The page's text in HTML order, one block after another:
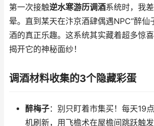
第一次接触逆水寒游历调酒系统时，我
晕。直到某天在汴京酒肆偶遇NPC“醉仙
酒的真正乐趣。这系统其实藏着超多惊
揭开它的神秘面纱！
调酒材料收集的3个隐藏彩蛋
醉梅子：别只盯着市集买！每天19
机刷新，用飞檐术在屋檐间跳跃触